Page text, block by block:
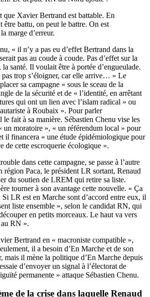
que Xavier Bertrand est battable. En
être battu, on peut le battre. On est
marge d’erreur.
« il n’y a pas eu d’effet Bertrand dans la
pas au coude à coude. Pas d’effet sur la
santé. Il voulait être à portée d’engueulade.
pas trop s’éloigner, car elle arrive… » Le
sa campagne « sous le sceau de la
de la sécurité et de « l’identité, en arrêtant
qui ont un lien avec l’islam radical » ou
à Roubaix ». Pour parler
fait à sa manière. Sébastien Chenu vise les
un moratoire », « un référendum local » pour
il financera « une étude épidémiologique pour
de cette escroquerie écologique ».
dans cette campagne, se passe à l’autre
région Paca, le président LR sortant, Renaud
du soutien de LREM qui retire sa liste.
tourner à son avantage cette nouvelle. « Ça
LR est en Marche sont d’accord entre eux, il
liste ensemble », selon le candidat RN, qui
en petits morceaux. Le haut va vers
RN ».
Bertrand en « macroniste compatible »,
il a besoin d’En Marche et de son
mais il mène la politique d’En Marche depuis
d’envoyer un signal à l’électorat de
permanente » attaque Sébastien Chenu.
de la crise dans laquelle Renaud